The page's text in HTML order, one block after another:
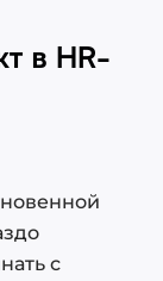
в HR-
с